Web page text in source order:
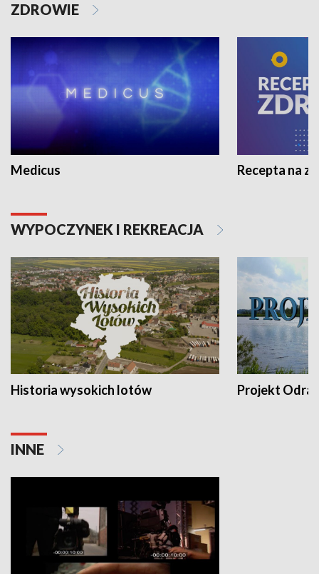
ZDROWIE
Medicus Recepta na
WYPOCZYNEK I REKREACJA
Historia wysokich lotów Projekt Odra
INNE